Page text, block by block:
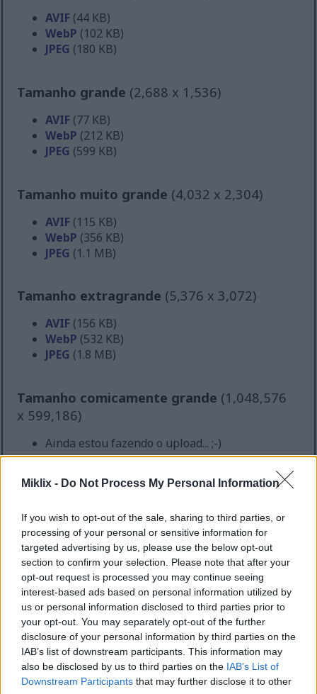
Miklix - Do Not Process My Personal Information
If you wish to opt-out of the sale, sharing to third parties, or
processing of your personal or sensitive information for
targeted advertising by us, please use the below opt-out
section to confirm your selection. Please note that after your
opt-out request is processed you may continue seeing
interest-based ads based on personal information utilized by
us or personal information disclosed to third parties prior to
your opt-out. You may separately opt-out of the further
disclosure of your personal information by third parties on the
IAB’s list of downstream participants. This information may
also be disclosed by us to third parties on the IAB’s List of
Downstream Participants that may further disclose it to other
AVIF (44 KB)
WebP (102 KB)
JPEG (180 KB)
Tamanho grande (2,688 x 1,536)
AVIF (77 KB)
WebP (212 KB)
JPEG (599 KB)
Tamanho muito grande (4,032 x 2,304)
AVIF (115 KB)
WebP (356 KB)
JPEG (1.1 MB)
Tamanho extragrande (5,376 x 3,072)
AVIF (156 KB)
WebP (532 KB)
JPEG (1.8 MB)
Tamanho comicamente grande (1,048,576
x 599,186)
Ainda estou fazendo o upload... ;-)
Descrição da imagem
imagem é uma natureza-morta rica e convidativa
que celebra as fontes naturais de ácido linoleico
conjugado (CLA), apresentando-as com uma atenção
pictórica aos detalhes que eleva ingredientes
comuns a símbolos de nutrição e vitalidade. Em
primeiro plano, cortes generosos de carne bovina e
ovina marmorizadas ocupam o centro do palco, com
seus tons vermelho-rubi brilhando sob a luz quente
e natural. O intrincado marmoreio de gordura e
músculo é capturado com tanta clareza que a
própria textura transmite suculência, sugerindo